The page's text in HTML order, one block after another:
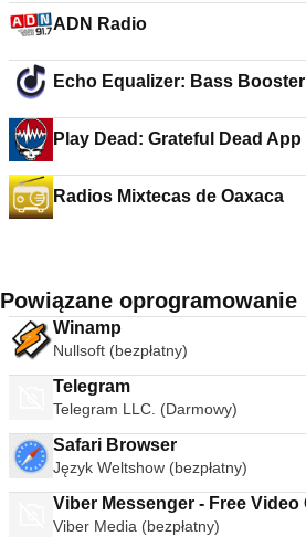
ADN Radio
Echo Equalizer: Bass Booster
Play Dead: Grateful Dead App
Radios Mixtecas de Oaxaca
Powiązane oprogramowanie
Winamp
Nullsoft (bezpłatny)
Telegram
Telegram LLC. (Darmowy)
Safari Browser
Język Weltshow (bezpłatny)
Viber Media (bezpłatny)